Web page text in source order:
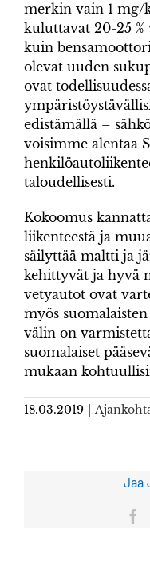
merkin vain 1 mg/
kuluttavat 20-25
kuin
olevat uuden
ovat
edistämällä –
voisimme alentaa
taloudellisesti.
Kokoomus
liikenteestä ja
säilyttää maltti ja
kehittyvät ja hyvä
vetyautot ovat
myös
välin on
suomalaiset
mukaan
18.03.2019
Jaa